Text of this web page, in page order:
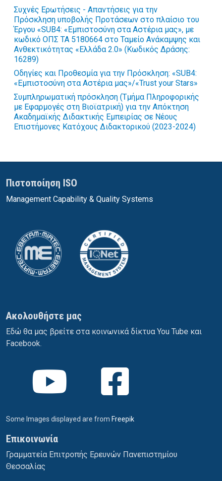
Συχνές Ερωτήσεις - Απαντήσεις για την
Πρόσκληση υποβολής Προτάσεων στο πλαίσιο του
Έργου «SUB4: «Εμπιστοσύνη στα Αστέρια μας», με
κωδικό ΟΠΣ ΤΑ 5180664 στο Ταμείο Ανάκαμψης και
Ανθεκτικότητας «Ελλάδα 2.0» (Kωδικός Δράσης:
16289)
Οδηγίες και Προθεσμία για την Πρόσκληση: «SUB4:
«Εμπιστοσύνη στα Αστέρια μας»/«Trust your Stars»
Συμπληρωματική πρόσκληση (Τμήμα Πληροφορικής
με Εφαρμογές στη Βιοϊατρική) για την Απόκτηση
Ακαδημαϊκής Διδακτικής Εμπειρίας σε Νέους
Επιστήμονες Κατόχους Διδακτορικού (2023-2024)
Πιστοποίηση ISO
Management Capability & Quality Systems
Ακολουθήστε μας
Εδώ θα μας βρείτε στα κοινωνικά δίκτυα You Tube και
Facebook.
Some Images displayed are from Freepik
Επικοινωνία
Γραμματεία Επιτροπής Ερευνών Πανεπιστημίου
Θεσσαλίας